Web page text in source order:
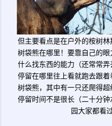
但主要看点是在户外的桉树
树袋熊在哪里！要靠自己的
什么找东西的能力（还常常
停留在哪里往上看就跑去跟
树袋熊，其中有一只还爬得
停留时间不是很长（二十分
园大家都看